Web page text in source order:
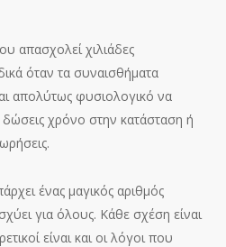
απασχολεί χιλιάδες
όταν τα συναισθήματα
απολύτως φυσιολογικό να
χρόνο στην κατάσταση ή
ένας μαγικός αριθμός
για όλους. Κάθε σχέση είναι
είναι και οι λόγοι που